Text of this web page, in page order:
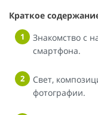
Краткое
Знакомство с
смартфона.
Свет,
фотографии.